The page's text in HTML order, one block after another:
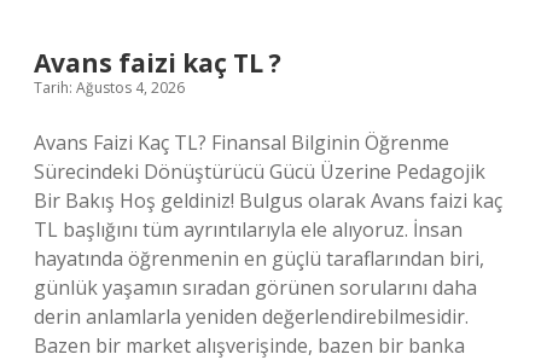
Avans faizi kaç TL ?
Tarih: Ağustos 4, 2026
Avans Faizi Kaç TL? Finansal Bilginin Öğrenme
Sürecindeki Dönüştürücü Gücü Üzerine Pedagojik
Bir Bakış Hoş geldiniz! Bulgus olarak Avans faizi kaç
TL başlığını tüm ayrıntılarıyla ele alıyoruz. İnsan
hayatında öğrenmenin en güçlü taraflarından biri,
günlük yaşamın sıradan görünen sorularını daha
derin anlamlarla yeniden değerlendirebilmesidir.
Bazen bir market alışverişinde, bazen bir banka